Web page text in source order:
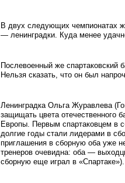
В двух следующих чемпионатах
— ленинградки. Куда менее
Послевоенный же спартаковский
Нельзя сказать, что он был
Ленинградка Ольга Журавлева
защищать цвета отечественного
Европы. Первым спартаковцем в
долгие годы стали лидерами в
приглашения в сборную оба уже
тренеров очевидна: оба —
сборную еще играл в «Спартаке»).